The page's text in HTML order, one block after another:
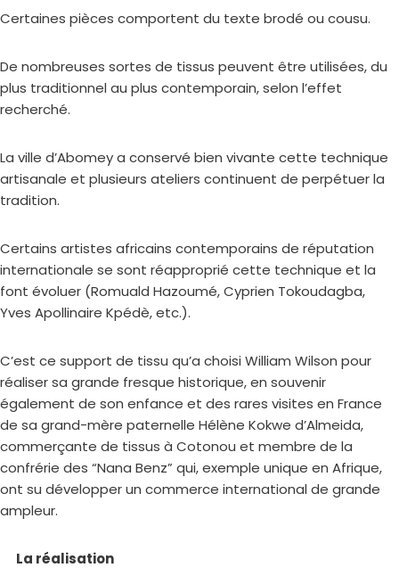
Certaines pièces comportent du texte brodé ou cousu.
De nombreuses sortes de tissus peuvent être utilisées, du
plus traditionnel au plus contemporain, selon l’effet
recherché.
La ville d’Abomey a conservé bien vivante cette technique
artisanale et plusieurs ateliers continuent de perpétuer la
tradition.
Certains artistes africains contemporains de réputation
internationale se sont réapproprié cette technique et la
font évoluer (Romuald Hazoumé, Cyprien Tokoudagba,
Yves Apollinaire Kpédè, etc.).
C’est ce support de tissu qu’a choisi William Wilson pour
réaliser sa grande fresque historique, en souvenir
également de son enfance et des rares visites en France
de sa grand-mère paternelle Hélène Kokwe d’Almeida,
commerçante de tissus à Cotonou et membre de la
confrérie des “Nana Benz” qui, exemple unique en Afrique,
ont su développer un commerce international de grande
ampleur.
La réalisation